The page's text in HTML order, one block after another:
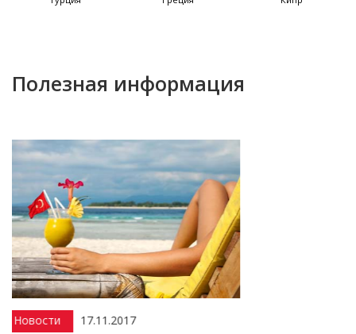
Полезная информация
17.11.2017